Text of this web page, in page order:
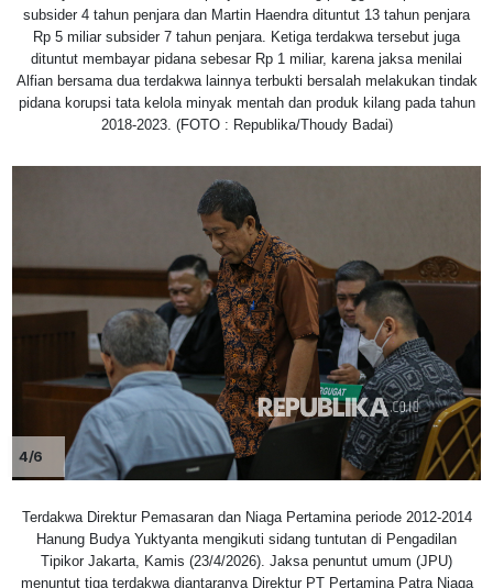
subsider 4 tahun penjara dan Martin Haendra dituntut 13 tahun penjara
Rp 5 miliar subsider 7 tahun penjara. Ketiga terdakwa tersebut juga
dituntut membayar pidana sebesar Rp 1 miliar, karena jaksa menilai
Alfian bersama dua terdakwa lainnya terbukti bersalah melakukan tindak
pidana korupsi tata kelola minyak mentah dan produk kilang pada tahun
2018-2023. (FOTO : Republika/Thoudy Badai)
4/6
Terdakwa Direktur Pemasaran dan Niaga Pertamina periode 2012-2014
Hanung Budya Yuktyanta mengikuti sidang tuntutan di Pengadilan
Tipikor Jakarta, Kamis (23/4/2026). Jaksa penuntut umum (JPU)
menuntut tiga terdakwa diantaranya Direktur PT Pertamina Patra Niaga